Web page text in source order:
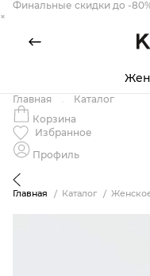
Финальные скидки до -
×
Главная
Каталог
Корзина
Избранное
Профиль
Главная Каталог